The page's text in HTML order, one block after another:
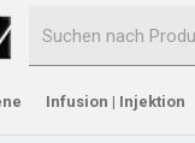
Infusion | Injektion